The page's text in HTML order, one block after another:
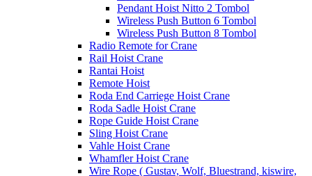
Pendant Hoist Nitto 2 Tombol
Wireless Push Button 6 Tombol
Wireless Push Button 8 Tombol
Radio Remote for Crane
Rail Hoist Crane
Rantai Hoist
Remote Hoist
Roda End Carriege Hoist Crane
Roda Sadle Hoist Crane
Rope Guide Hoist Crane
Sling Hoist Crane
Vahle Hoist Crane
Whamfler Hoist Crane
Wire Rope ( Gustav, Wolf, Bluestrand, kiswire,